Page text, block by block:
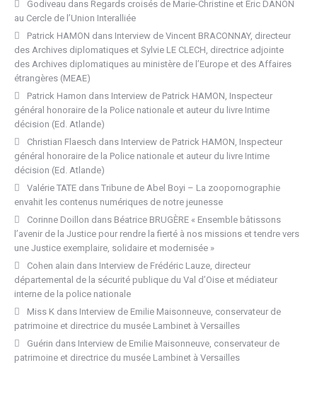
Godiveau dans Regards croisés de Marie-Christine et Éric DANON
au Cercle de l’Union Interalliée
Patrick HAMON dans Interview de Vincent BRACONNAY, directeur
des Archives diplomatiques et Sylvie LE CLECH, directrice adjointe
des Archives diplomatiques au ministère de l’Europe et des Affaires
étrangères (MEAE)
Patrick Hamon dans Interview de Patrick HAMON, Inspecteur
général honoraire de la Police nationale et auteur du livre Intime
décision (Ed. Atlande)
Christian Flaesch dans Interview de Patrick HAMON, Inspecteur
général honoraire de la Police nationale et auteur du livre Intime
décision (Ed. Atlande)
Valérie TATE dans Tribune de Abel Boyi – La zoopornographie
envahit les contenus numériques de notre jeunesse
Corinne Doillon dans Béatrice BRUGÈRE « Ensemble bâtissons
l’avenir de la Justice pour rendre la fierté à nos missions et tendre vers
une Justice exemplaire, solidaire et modernisée »
Cohen alain dans Interview de Frédéric Lauze, directeur
départemental de la sécurité publique du Val d’Oise et médiateur
interne de la police nationale
Miss K dans Interview de Emilie Maisonneuve, conservateur de
patrimoine et directrice du musée Lambinet à Versailles
Guérin dans Interview de Emilie Maisonneuve, conservateur de
patrimoine et directrice du musée Lambinet à Versailles